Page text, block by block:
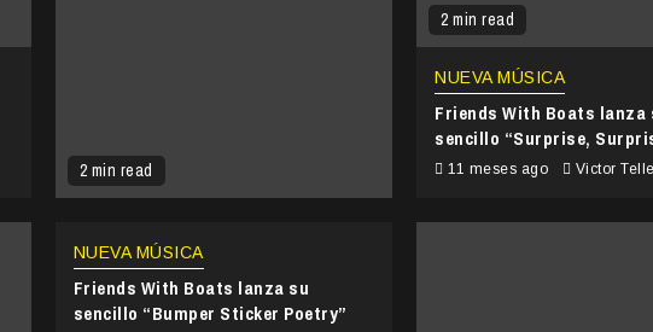
2 min read
2 min read
NUEVA MÚSICA
Friends With Boats lanza
sencillo “Surprise,
11 meses ago Victor
NUEVA MÚSICA
Friends With Boats lanza su
sencillo “Bumper Sticker Poetry”